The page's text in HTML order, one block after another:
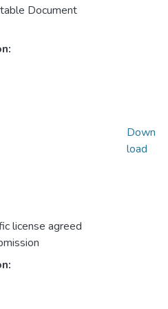
Document
license agreed
Down
load